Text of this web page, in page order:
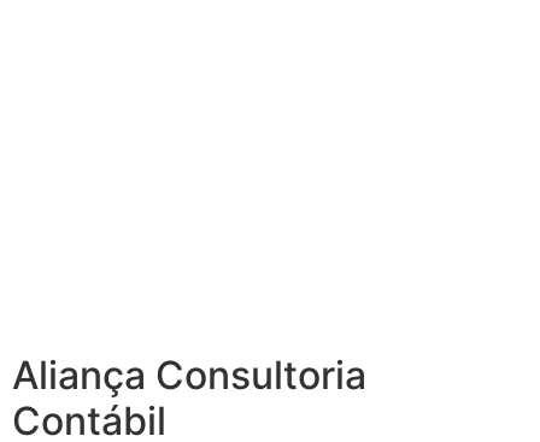
Aliança Consultoria
Contábil